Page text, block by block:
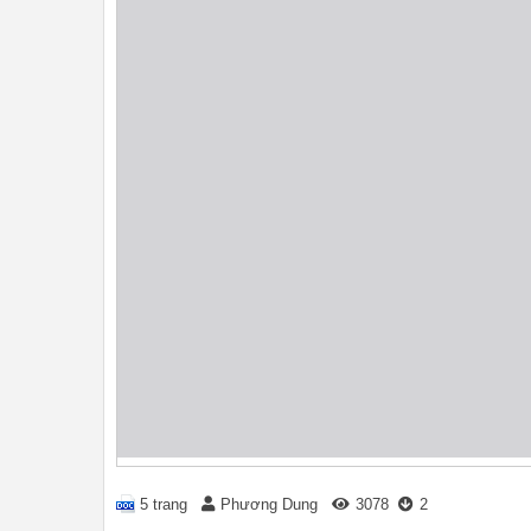
5 trang Phương Dung 3078 2